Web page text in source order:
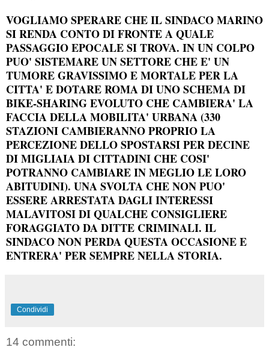
VOGLIAMO SPERARE CHE IL SINDACO MARINO
SI RENDA CONTO DI FRONTE A QUALE
PASSAGGIO EPOCALE SI TROVA. IN UN COLPO
PUO' SISTEMARE UN SETTORE CHE E' UN
TUMORE GRAVISSIMO E MORTALE PER LA
CITTA' E DOTARE ROMA DI UNO SCHEMA DI
BIKE-SHARING EVOLUTO CHE CAMBIERA' LA
FACCIA DELLA MOBILITA' URBANA (330
STAZIONI CAMBIERANNO PROPRIO LA
PERCEZIONE DELLO SPOSTARSI PER DECINE
DI MIGLIAIA DI CITTADINI CHE COSI'
POTRANNO CAMBIARE IN MEGLIO LE LORO
ABITUDINI). UNA SVOLTA CHE NON PUO'
ESSERE ARRESTATA DAGLI INTERESSI
MALAVITOSI DI QUALCHE CONSIGLIERE
FORAGGIATO DA DITTE CRIMINALI. IL
SINDACO NON PERDA QUESTA OCCASIONE E
ENTRERA' PER SEMPRE NELLA STORIA.
Condividi
14 commenti: